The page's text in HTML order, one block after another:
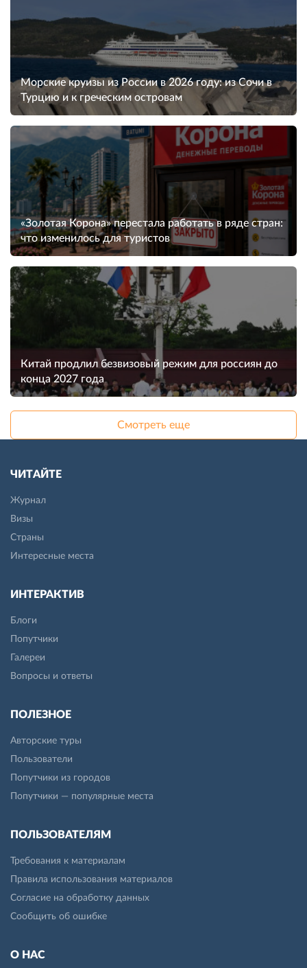
Морские круизы из России в 2026 году: из Сочи в
Турцию и к греческим островам
«Золотая Корона» перестала работать в ряде стран:
что изменилось для туристов
Китай продлил безвизовый режим для россиян до
конца 2027 года
Смотреть еще
ЧИТАЙТЕ
Журнал
Визы
Страны
Интересные места
ИНТЕРАКТИВ
Блоги
Попутчики
Галереи
Вопросы и ответы
ПОЛЕЗНОЕ
Авторские туры
Пользователи
Попутчики из городов
Попутчики — популярные места
ПОЛЬЗОВАТЕЛЯМ
Требования к материалам
Правила использования материалов
Согласие на обработку данных
Сообщить об ошибке
О НАС